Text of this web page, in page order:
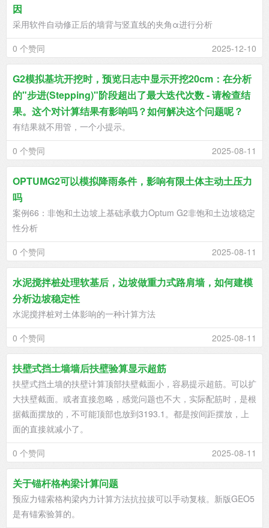
因
采用软件自动修正后的墙背与竖直线的夹角α进行分析
0 个赞同
2025-12-10
G2模拟基坑开挖时，预览日志中显示开挖20cm：在分析
的"步进(Stepping)"阶段超出了最大迭代次数 - 请检查结
果。这个对计算结果有影响吗？如何解决这个问题呢？
有结果就不用管，一个小提示。
0 个赞同
2025-08-11
OPTUMG2可以模拟降雨条件，影响有限土体主动土压力
吗
案例66：非饱和土边坡上基础承载力Optum G2非饱和土边坡稳定
性分析
0 个赞同
2025-08-11
水泥搅拌桩处理软基后，边坡做重力式路肩墙，如何建模
分析边坡稳定性
水泥搅拌桩对土体影响的一种计算方法
0 个赞同
2025-08-11
​扶壁式挡土墙墙后扶壁验算显示超筋
扶壁式挡土墙的扶壁计算顶部扶壁截面小，容易提示超筋。可以扩
大扶壁截面。或者直接忽略，感觉问题也不大，实际配筋时，是根
据截面摆放的，不可能顶部也放到3193.1。都是按间距摆放，上
面的直接就减小了。
0 个赞同
2025-08-11
关于锚杆格构梁计算问题
预应力锚索格构梁内力计算方法抗拉拔可以手动复核。新版GEO5
是有锚索验算的。